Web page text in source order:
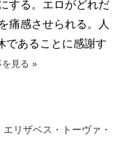
する。エロがどれだ
痛感させられる。人
であることに感謝す
を見る »
エリザベス・トーヴァ・